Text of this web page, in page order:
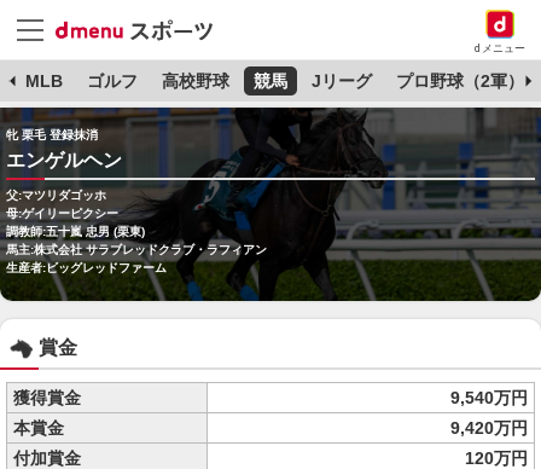
dメニュー
MLB ゴルフ 高校野球 競馬 Jリーグ プロ野球（2軍）
牝 栗毛 登録抹消
エンゲルヘン
父:マツリダゴッホ
母:ゲイリーピクシー
調教師:五十嵐 忠男 (栗東)
馬主:株式会社 サラブレッドクラブ・ラフィアン
生産者:ビッグレッドファーム
賞金
獲得賞金
9,540万円
本賞金
9,420万円
付加賞金
120万円